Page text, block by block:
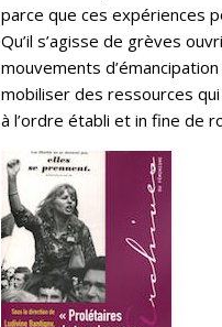
parce que ces expériences
Qu’il s’agisse de grèves
mouvements
mobiliser des ressources
à l’ordre établi et in fine de